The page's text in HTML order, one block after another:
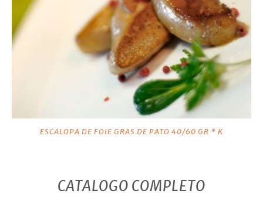
ESCALOPA DE FOIE GRAS DE PATO 40/60 GR * K
CATALOGO COMPLETO